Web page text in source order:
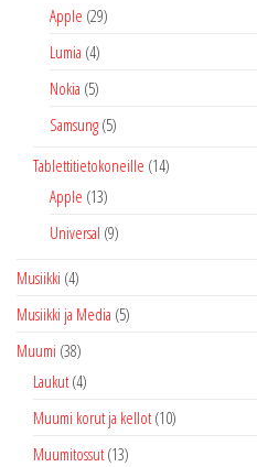
Apple (29)
Lumia (4)
Nokia (5)
Samsung (5)
Tablettitietokoneille (14)
Apple (13)
Universal (9)
Musiikki (4)
Musiikki ja Media (5)
Muumi (38)
Laukut (4)
Muumi korut ja kellot (10)
Muumitossut (13)